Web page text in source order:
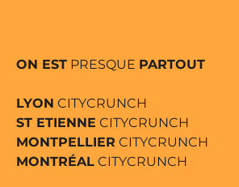
ON EST PRESQUE PARTOUT
LYON CITYCRUNCH
ST ETIENNE CITYCRUNCH
MONTPELLIER CITYCRUNCH
MONTRÉAL CITYCRUNCH